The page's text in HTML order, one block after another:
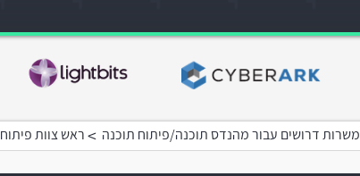
משרות דרושים עבור מהנדס תוכנה/פיתוח תוכנה >ראש צוות פיתוח